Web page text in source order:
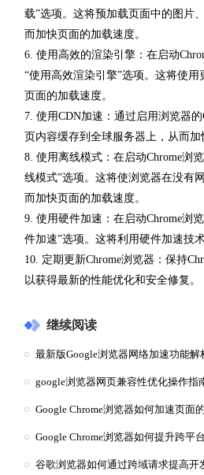
载”选项。这将预加载页面中的图片
而加快页面的加载速度。
6. 使用高效的渲染引擎：在启动
“使用高效渲染引擎”选项。这将使
页面的加载速度。
7. 使用CDN加速：通过启用浏览器
页内容缓存到全球服务器上，从而加
8. 使用离线模式：在启动Chrome浏
线模式”选项。这将使浏览器在没有
而加快页面的加载速度。
9. 使用硬件加速：在启动Chrome浏
件加速”选项。这将利用硬件加速技
10. 定期更新Chrome浏览器：保持
以获得最新的性能优化和安全修复。
继续阅读
最新版Google浏览器网络加速功能解
google浏览器网页兼容性优化操作指
Google Chrome浏览器如何加速页面
Google Chrome浏览器如何提升跨平
谷歌浏览器如何通过跨域请求提高开